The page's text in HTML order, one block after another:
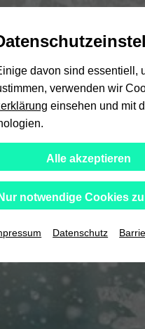
vermeiden
skip
main
skip
main
skip
footer
davon sind
verwenden wir
einsehen und mit
Alle akzeptieren
Nur notwendige Cookies
Datenschutz